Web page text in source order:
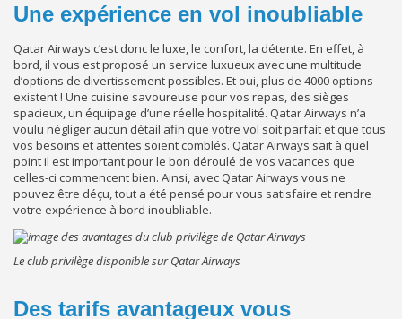
Une expérience en vol inoubliable
Qatar Airways c’est donc le luxe, le confort, la détente. En effet, à
bord, il vous est proposé un service luxueux avec une multitude
d’options de divertissement possibles. Et oui, plus de 4000 options
existent ! Une cuisine savoureuse pour vos repas, des sièges
spacieux, un équipage d’une réelle hospitalité. Qatar Airways n’a
voulu négliger aucun détail afin que votre vol soit parfait et que tous
vos besoins et attentes soient comblés. Qatar Airways sait à quel
point il est important pour le bon déroulé de vos vacances que
celles-ci commencent bien. Ainsi, avec Qatar Airways vous ne
pouvez être déçu, tout a été pensé pour vous satisfaire et rendre
votre expérience à bord inoubliable.
Le club privilège disponible sur Qatar Airways
Des tarifs avantageux vous